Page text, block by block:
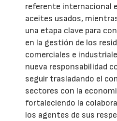
referente internacional
aceites usados,
una etapa clave para
en la gestión de los
comerciales e
nueva responsabilidad
seguir trasladando el
sectores con la
fortaleciendo la
los agentes de sus